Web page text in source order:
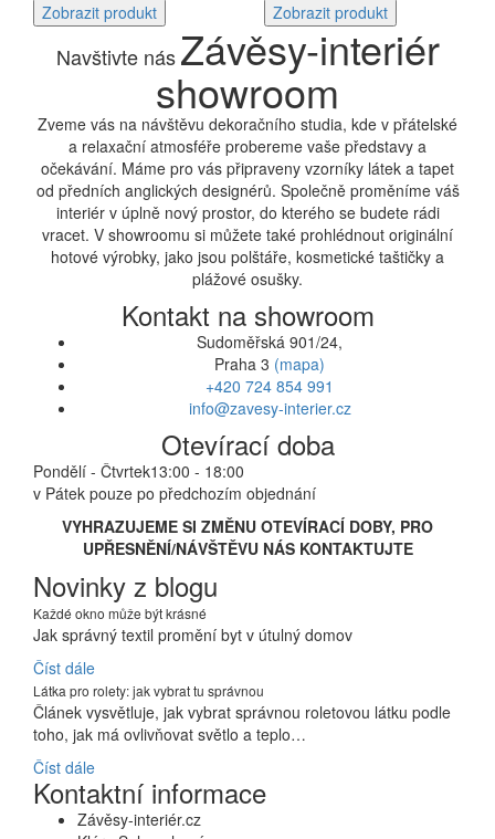
Zobrazit produkt Zobrazit produkt
Navštivte nás Závěsy-interiér
showroom
Zveme vás na návštěvu dekoračního studia, kde v přátelské
a relaxační atmosféře probereme vaše představy a
očekávání. Máme pro vás připraveny vzorníky látek a tapet
od předních anglických designérů. Společně proměníme váš
interiér v úplně nový prostor, do kterého se budete rádi
vracet. V showroomu si můžete také prohlédnout originální
hotové výrobky, jako jsou polštáře, kosmetické taštičky a
plážové osušky.
Kontakt na showroom
Sudoměřská 901/24,
Praha 3 (mapa)
+420 724 854 991
info@zavesy-interier.cz
Otevírací doba
Pondělí - Čtvrtek13:00 - 18:00
v Pátek pouze po předchozím objednání
VYHRAZUJEME SI ZMĚNU OTEVÍRACÍ DOBY, PRO
UPŘESNĚNÍ/NÁVŠTĚVU NÁS KONTAKTUJTE
Novinky z blogu
Každé okno může být krásné
Jak správný textil promění byt v útulný domov
Číst dále
Látka pro rolety: jak vybrat tu správnou
Článek vysvětluje, jak vybrat správnou roletovou látku podle
toho, jak má ovlivňovat světlo a teplo…
Číst dále
Kontaktní informace
Závěsy-interiér.cz